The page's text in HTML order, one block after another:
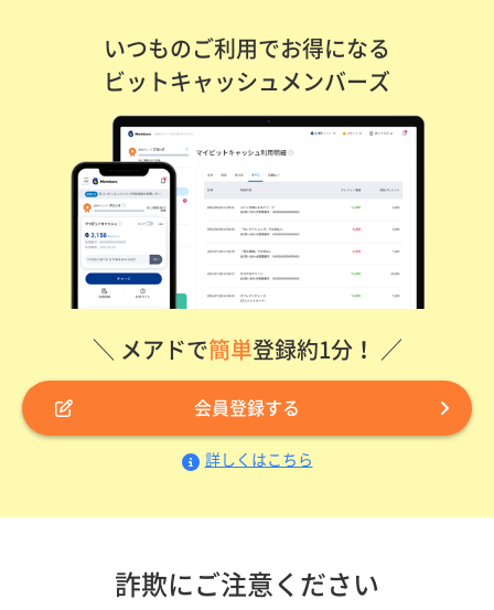
いつものご利用でお得になる
ビットキャッシュメンバーズ
＼ メアドで簡単登録約1分！ ／
会員登録する
詳しくはこちら
詐欺にご注意ください